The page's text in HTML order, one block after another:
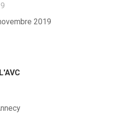
2019